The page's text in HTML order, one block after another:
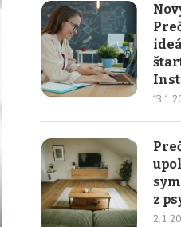
13. 1.
z
2. 1.